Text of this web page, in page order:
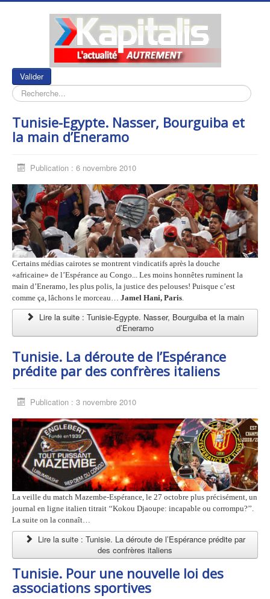
Valider
Tunisie-Egypte. Nasser, Bourguiba et
la main d’Eneramo
Publication : 6 novembre 2010
Certains médias cairotes se montrent vindicatifs après la douche
«africaine» de l’Espérance au Congo... Les moins honnêtes ruminent la
main d’Eneramo, les plus polis, la justice des pelouses! Puisque c’est
comme ça, lâchons le morceau… Jamel Hani, Paris
Lire la suite : Tunisie-Egypte. Nasser, Bourguiba et la main
d’Eneramo
Tunisie. La déroute de l’Espérance
prédite par des confrères italiens
Publication : 3 novembre 2010
La veille du match Mazembe-Espérance, le 27 octobre plus précisément, un
journal en ligne italien titrait ‘‘Kokou Djaoupe: incapable ou corrompu?’’.
La suite on la connaît…
Lire la suite : Tunisie. La déroute de l’Espérance prédite par
des confrères italiens
Tunisie. Pour une nouvelle loi des
associations sportives